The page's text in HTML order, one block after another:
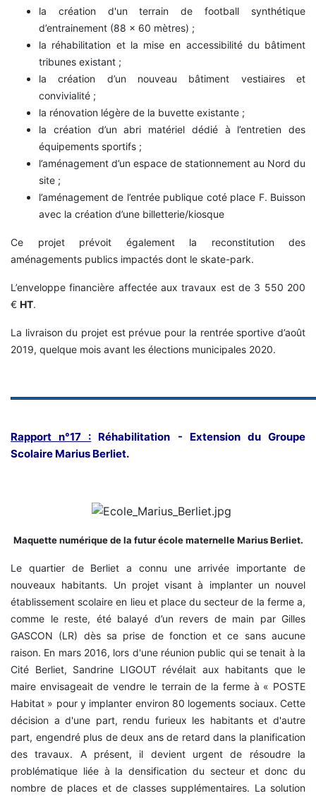
la création d'un terrain de football synthétique
d’entrainement (88 x 60 mètres) ;
la réhabilitation et la mise en accessibilité du bâtiment
tribunes existant ;
la création d’un nouveau bâtiment vestiaires et
convivialité ;
la rénovation légère de la buvette existante ;
la création d’un abri matériel dédié à l’entretien des
équipements sportifs ;
l’aménagement d’un espace de stationnement au Nord du
site ;
l’aménagement de l’entrée publique coté place F. Buisson
avec la création d’une billetterie/kiosque
Ce projet prévoit également la reconstitution des
aménagements publics impactés dont le skate-park.
L’enveloppe financière affectée aux travaux est de 3 550 200
€ HT.
La livraison du projet est prévue pour la rentrée sportive d’août
2019, quelque mois avant les élections municipales 2020.
Rapport n°17 : Réhabilitation - Extension du Groupe
Scolaire Marius Berliet.
Maquette numérique de la futur école maternelle Marius Berliet.
Le quartier de Berliet a connu une arrivée importante de
nouveaux habitants. Un projet visant à implanter un nouvel
établissement scolaire en lieu et place du secteur de la ferme a,
comme le reste, été balayé d’un revers de main par Gilles
GASCON (LR) dès sa prise de fonction et ce sans aucune
raison. En mars 2016, lors d'une réunion public qui se tenait à la
Cité Berliet, Sandrine LIGOUT révélait aux habitants que le
maire envisageait de vendre le terrain de la ferme à « POSTE
Habitat » pour y implanter environ 80 logements sociaux. Cette
décision a d'une part, rendu furieux les habitants et d'autre
part, engendré plus de deux ans de retard dans la planification
des travaux. A présent, il devient urgent de résoudre la
problématique liée à la densification du secteur et donc du
nombre de places et de classes supplémentaires. La solution